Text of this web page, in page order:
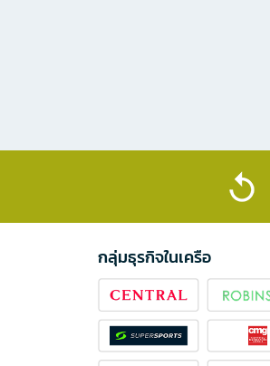
กลุ่มธุรกิจในเครือ